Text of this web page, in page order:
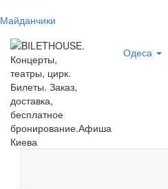
Майданчики
Одеса